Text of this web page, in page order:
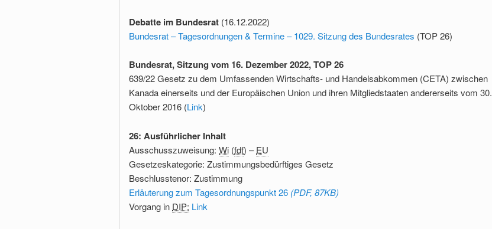
Debatte im Bundesrat (16.12.2022)
Bundesrat – Tagesordnungen & Termine – 1029. Sitzung des Bundesrates (TOP 26)
Bundesrat, Sitzung vom 16. Dezember 2022, TOP 26
639/22 Gesetz zu dem Umfassenden Wirtschafts- und Handelsabkommen (CETA) zwischen
Kanada einerseits und der Europäischen Union und ihren Mitgliedstaaten andererseits vom 30.
Oktober 2016 (Link)
26: Ausführlicher Inhalt
Ausschusszuweisung: Wi (fdf) –EU
Gesetzeskategorie: Zustimmungsbedürftiges Gesetz
Beschlusstenor: Zustimmung
Erläuterung zum Tagesordnungspunkt 26 (PDF, 87KB)
Vorgang in DIP: Link